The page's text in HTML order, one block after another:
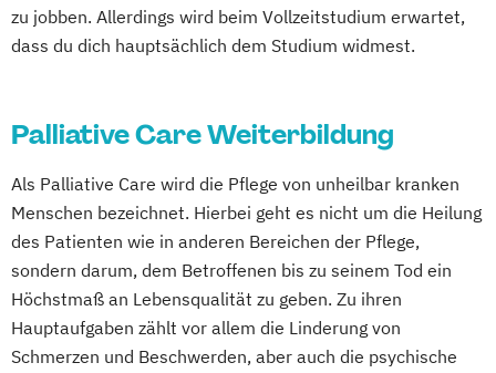
Palliative Care
Pflege- und Sozialmanager
Schmerzmanagement in der Pflege
Verfahrenspfleger
zu jobben. Allerdings wird beim Vollzeitstudium erwartet,
dass du dich hauptsächlich dem Studium widmest.
Palliative Care Weiterbildung
Als Palliative Care wird die Pflege von unheilbar kranken
Menschen bezeichnet. Hierbei geht es nicht um die Heilung
des Patienten wie in anderen Bereichen der Pflege,
sondern darum, dem Betroffenen bis zu seinem Tod ein
Höchstmaß an Lebensqualität zu geben. Zu ihren
Hauptaufgaben zählt vor allem die Linderung von
Schmerzen und Beschwerden, aber auch die psychische